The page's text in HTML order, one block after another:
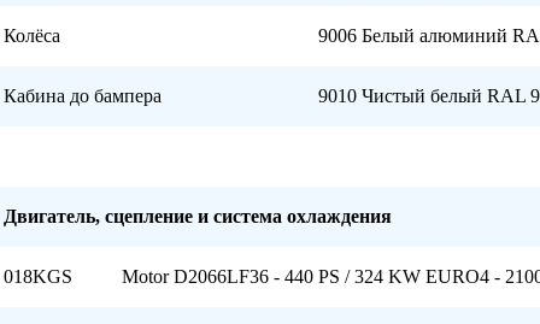
Колёса 9006 Белый алюминий
Кабина до бампера 9010 Чистый белый RAL
Двигатель, сцепление и система охлаждения
018KGS Motor D2066LF36 - 440 PS / 324 KW EURO4 -